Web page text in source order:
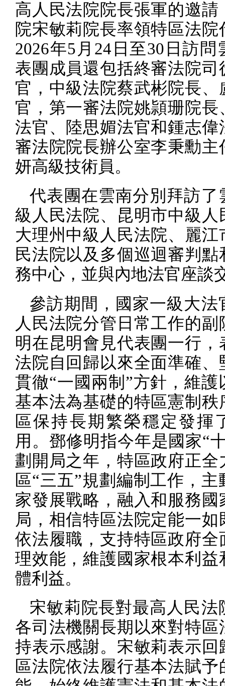
高人民法院院長張軍的邀請
院宋敏莉院長率領特區法院
2026年5 月 24 日至30 日訪問
表團成員還包括終審法院司
官，中級法院蔡武彬院長、
官，第一審法院姚頴珊院長
法官、陸思媚法官和鍾志偉
審法院院長辦公室李秉勳主
妍高級技術員。
代表團在雲南分別拜訪了
級人民法院、昆明市中級人
大理州中級人民法院、麗江
民法院以及多個巡迴審判點
務中心，並與內地法官座談
參訪期間，國家一級大法
人民法院分管日常工作的副
明在昆明會見代表團一行，
法院自回歸以來全面準確、
貫徹“一國兩制”方針，維護
基本法為基礎的特區憲制秩
區保持長期繁榮穩定發揮
用。鄧修明指今年是國家“
劃開局之年，特區政府正全
區“三五”規劃編制工作，主
家發展戰略，融入和服務國
局，相信特區法院定能一如
依法履職，支持特區政府全
理效能，維護國家根本利益
體利益。
宋敏莉院長對最高人民法
各司法機關長期以來對特區
持表示感謝。宋敏莉表示回
區法院依法履行基本法賦予